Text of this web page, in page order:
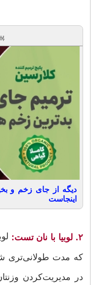
دیگه از جای زخم و
اینجاست
۲. لوبیا با نان تست:
که مدت طولانی‌تری
در مدیریت‌کردن